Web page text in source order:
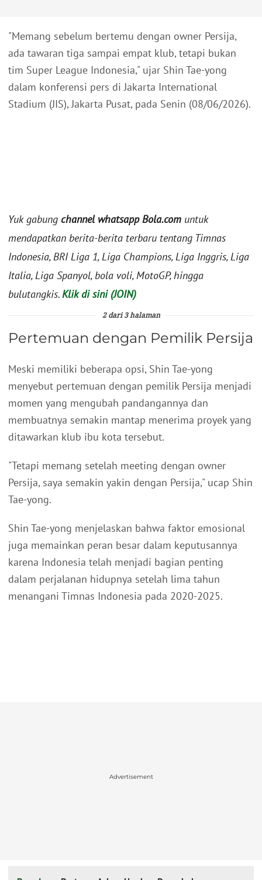
"Memang sebelum bertemu dengan owner Persija,
ada tawaran tiga sampai empat klub, tetapi bukan
tim Super League Indonesia," ujar Shin Tae-yong
dalam konferensi pers di Jakarta International
Stadium (JIS), Jakarta Pusat, pada Senin (08/06/2026).
Yuk gabung channel whatsapp Bola.com untuk
mendapatkan berita-berita terbaru tentang Timnas
Indonesia, BRI Liga 1, Liga Champions, Liga Inggris, Liga
Italia, Liga Spanyol, bola voli, MotoGP, hingga
bulutangkis.Klik di sini (JOIN)
2 dari 3 halaman
Pertemuan dengan Pemilik Persija
Meski memiliki beberapa opsi, Shin Tae-yong
menyebut pertemuan dengan pemilik Persija menjadi
momen yang mengubah pandangannya dan
membuatnya semakin mantap menerima proyek yang
ditawarkan klub ibu kota tersebut.
"Tetapi memang setelah meeting dengan owner
Persija, saya semakin yakin dengan Persija," ucap Shin
Tae-yong.
Shin Tae-yong menjelaskan bahwa faktor emosional
juga memainkan peran besar dalam keputusannya
karena Indonesia telah menjadi bagian penting
dalam perjalanan hidupnya setelah lima tahun
menangani Timnas Indonesia pada 2020-2025.
Advertisement